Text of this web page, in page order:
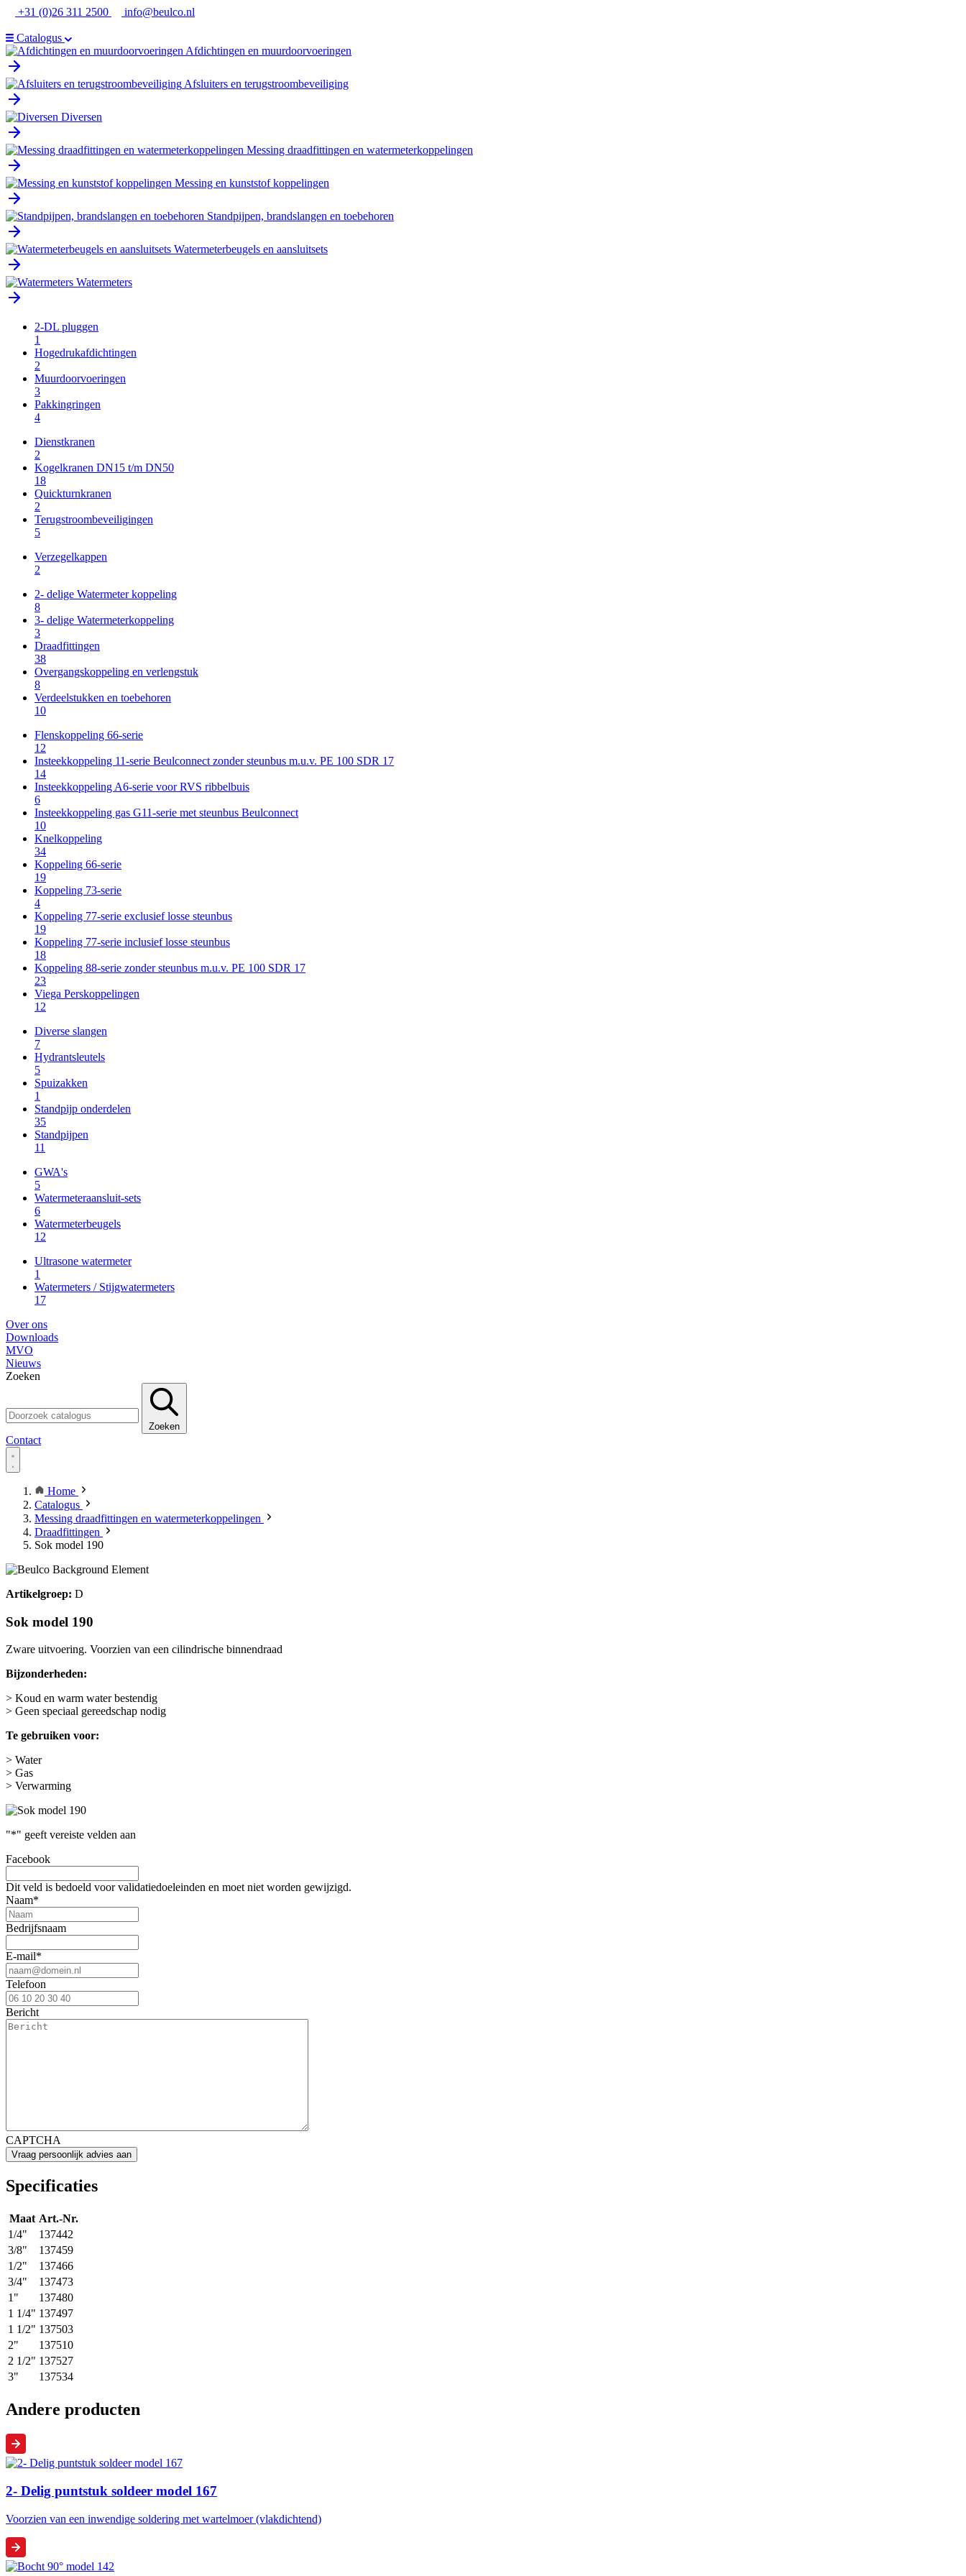
Ga
de
inhoud
+31 (0)26 311 2500 info@beulco.nl
Catalogus
Afdichtingen en muurdoorvoeringen
Afsluiters en terugstroombeveiliging
Diversen
Messing draadfittingen en watermeterkoppelingen
Messing en kunststof koppelingen
Standpijpen, brandslangen en toebehoren
Watermeterbeugels en aansluitsets
Watermeters
2-DL pluggen
1
Hogedrukafdichtingen
2
Muurdoorvoeringen
3
Pakkingringen
4
Dienstkranen
2
Kogelkranen DN15 t/m DN50
18
Quickturnkranen
2
Terugstroombeveiligingen
5
Verzegelkappen
2
2- delige Watermeter koppeling
8
3- delige Watermeterkoppeling
3
Draadfittingen
38
Overgangskoppeling en verlengstuk
8
Verdeelstukken en toebehoren
10
Flenskoppeling 66-serie
12
Insteekkoppeling 11-serie Beulconnect zonder steunbus m.u.v. PE 100 SDR 17
14
Insteekkoppeling A6-serie voor RVS ribbelbuis
6
Insteekkoppeling gas G11-serie met steunbus Beulconnect
10
Knelkoppeling
34
Koppeling 66-serie
19
Koppeling 73-serie
4
Koppeling 77-serie exclusief losse steunbus
19
Koppeling 77-serie inclusief losse steunbus
18
Koppeling 88-serie zonder steunbus m.u.v. PE 100 SDR 17
23
Viega Perskoppelingen
12
Diverse slangen
7
Hydrantsleutels
5
Spuizakken
1
Standpijp onderdelen
35
Standpijpen
11
GWA's
5
Watermeteraansluit-sets
6
Watermeterbeugels
12
Ultrasone watermeter
1
Watermeters / Stijgwatermeters
17
Over ons
Downloads
MVO
Nieuws
Zoeken
Zoeken
Contact
Home
Catalogus
Messing draadfittingen en watermeterkoppelingen
Draadfittingen
Sok model 190
Artikelgroep: D
Sok model 190
Zware uitvoering. Voorzien van een cilindrische binnendraad
Bijzonderheden:
> Koud en warm water bestendig
> Geen speciaal gereedschap nodig
Te gebruiken voor:
> Water
> Gas
> Verwarming
"*" geeft vereiste velden aan
Facebook
Dit veld is bedoeld voor validatiedoeleinden en moet niet worden gewijzigd.
Naam*
Bedrijfsnaam
E-mail*
Telefoon
Bericht
CAPTCHA
Specificaties
Maat Art.-Nr.
1/4"
137442
3/8"
137459
1/2"
137466
3/4"
137473
1"
137480
1 1/4" 137497
1 1/2" 137503
2"
137510
2 1/2" 137527
3"
137534
Andere producten
2- Delig puntstuk soldeer model 167
Voorzien van een inwendige soldering met wartelmoer (vlakdichtend)